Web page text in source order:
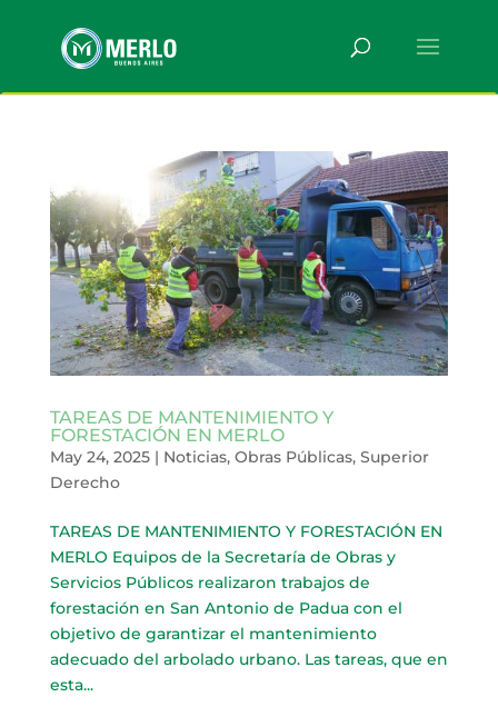
TAREAS DE MANTENIMIENTO Y
FORESTACIÓN EN MERLO
May 24, 2025| Noticias, Obras Públicas, Superior
Derecho
TAREAS DE MANTENIMIENTO Y FORESTACIÓN EN
MERLO Equipos de la Secretaría de Obras y
Servicios Públicos realizaron trabajos de
forestación en San Antonio de Padua con el
objetivo de garantizar el mantenimiento
adecuado del arbolado urbano. Las tareas, que en
esta...